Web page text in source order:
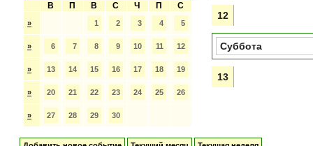
В
П В С Ч П С
» 1 2 3 4 5
» 6 7 8 9 10 11 12
» 13 14 15 16 17 18 19
» 20 21 22 23 24 25 26
» 27 28 29 30
12
Суббота
13